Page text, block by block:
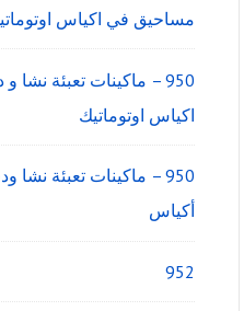
مساحيق في اكياس
950 – ماكينات تعبئة
اكياس اوتوماتيك
950 – ماكينات تعبئة
أكياس
952